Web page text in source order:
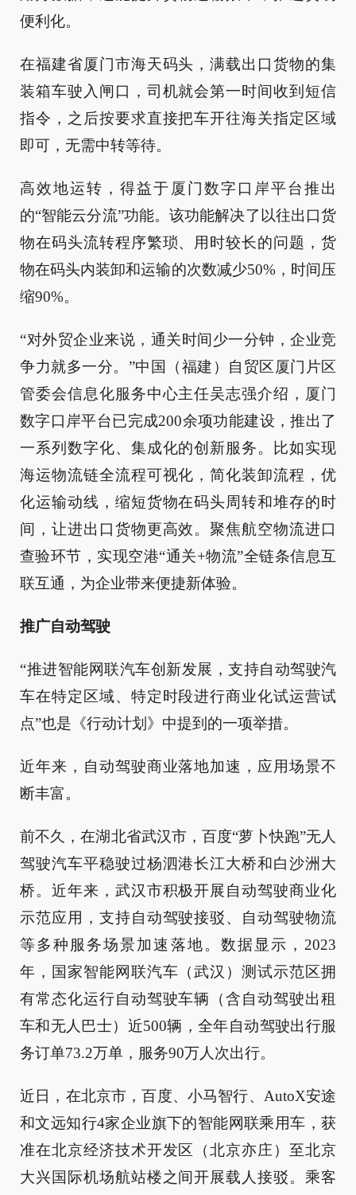
便利化。
在福建省厦门市海天码头，满载出口货物的集
装箱车驶入闸口，司机就会第一时间收到短信
指令，之后按要求直接把车开往海关指定区域
即可，无需中转等待。
高效地运转，得益于厦门数字口岸平台推出
的“智能云分流”功能。该功能解决了以往出口货
物在码头流转程序繁琐、用时较长的问题，货
物在码头内装卸和运输的次数减少50%，时间压
缩90%。
“对外贸企业来说，通关时间少一分钟，企业竞
争力就多一分。”中国（福建）自贸区厦门片区
管委会信息化服务中心主任吴志强介绍，厦门
数字口岸平台已完成200余项功能建设，推出了
一系列数字化、集成化的创新服务。比如实现
海运物流链全流程可视化，简化装卸流程，优
化运输动线，缩短货物在码头周转和堆存的时
间，让进出口货物更高效。聚焦航空物流进口
查验环节，实现空港“通关+物流”全链条信息互
联互通，为企业带来便捷新体验。
推广自动驾驶
“推进智能网联汽车创新发展，支持自动驾驶汽
车在特定区域、特定时段进行商业化试运营试
点”也是《行动计划》中提到的一项举措。
近年来，自动驾驶商业落地加速，应用场景不
断丰富。
前不久，在湖北省武汉市，百度“萝卜快跑”无人
驾驶汽车平稳驶过杨泗港长江大桥和白沙洲大
桥。近年来，武汉市积极开展自动驾驶商业化
示范应用，支持自动驾驶接驳、自动驾驶物流
等多种服务场景加速落地。数据显示，2023
年，国家智能网联汽车（武汉）测试示范区拥
有常态化运行自动驾驶车辆（含自动驾驶出租
车和无人巴士）近500辆，全年自动驾驶出行服
务订单73.2万单，服务90万人次出行。
近日，在北京市，百度、小马智行、AutoX安途
和文远知行4家企业旗下的智能网联乘用车，获
准在北京经济技术开发区（北京亦庄）至北京
大兴国际机场航站楼之间开展载人接驳。乘客